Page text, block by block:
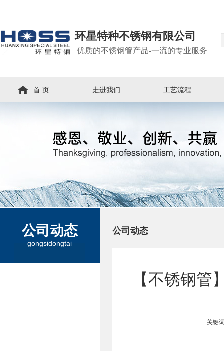
环星特种不锈钢有限公司
优质的不锈钢管产品-一流的专业服务
首 页 走进我们 工艺流程
公司动态
gongsidongtai
公司动态
【不锈钢
关键